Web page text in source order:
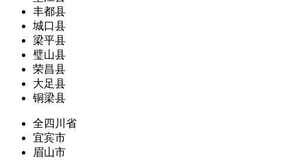
丰都县
城口县
梁平县
璧山县
荣昌县
大足县
铜梁县
全四川省
宜宾市
眉山市